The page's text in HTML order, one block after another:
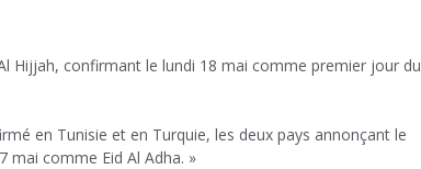
Hijjah, confirmant le lundi 18 mai comme premier jour du
en Tunisie et en Turquie, les deux pays annonçant le
comme Eid Al Adha. »